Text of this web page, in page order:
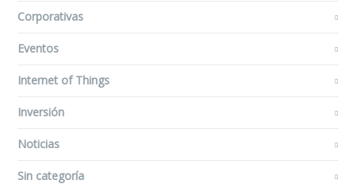
Corporativas
Eventos
Internet of Things
Inversión
Noticias
Sin categoría